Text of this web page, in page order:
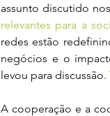
assunto discutido
relevantes para a
redes estão
negócios e o
levou para discussão.
A cooperação e a